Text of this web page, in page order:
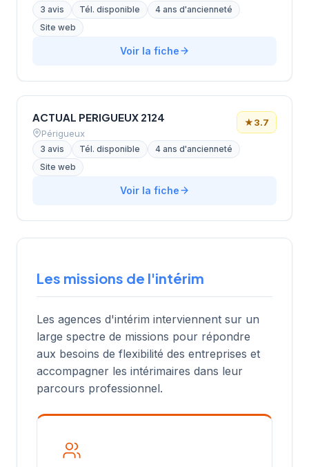
3 avis Tél. disponible
4 ans d'ancienneté
Site web
Voir la fiche
ACTUAL PERIGUEUX 2124
Périgueux
★3.7
3 avis Tél. disponible
4 ans d'ancienneté
Site web
Voir la fiche
Les missions de l'intérim
Les agences d'intérim interviennent sur un
large spectre de missions pour répondre
aux besoins de flexibilité des entreprises et
accompagner les intérimaires dans leur
parcours professionnel.